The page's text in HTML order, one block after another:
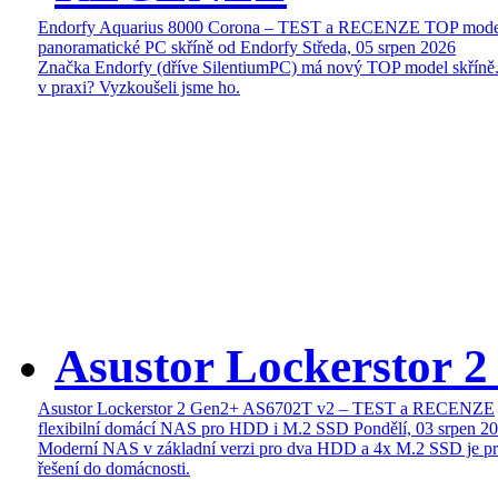
Endorfy Aquarius 8000 Corona – TEST a RECENZE TOP
panoramatické PC skříně od Endorfy Středa, 05 srpen 2026
Značka Endorfy (dříve SilentiumPC) má nový TOP model
v praxi? Vyzkoušeli jsme ho.
Asustor Lockerstor
Asustor Lockerstor 2 Gen2+ AS6702T v2 – TEST a RECENZE
flexibilní domácí NAS pro HDD i M.2 SSD Pondělí, 03 srpen
Moderní NAS v základní verzi pro dva HDD a 4x M.2 SSD je
řešení do domácnosti.